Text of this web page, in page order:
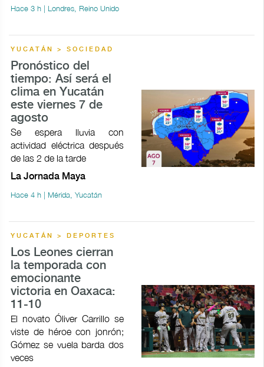
Hace 3 h | Londres, Reino Unido
YUCATÁN > SOCIEDAD
Pronóstico del
tiempo: Así será el
clima en Yucatán
este viernes 7 de
agosto
Se espera lluvia con
actividad eléctrica después
de las 2 de la tarde
La Jornada Maya
Hace 4 h | Mérida, Yucatán
YUCATÁN > DEPORTES
Los Leones cierran
la temporada con
emocionante
victoria en Oaxaca:
11-10
El novato Óliver Carrillo se
viste de héroe con jonrón;
Gómez se vuela barda dos
veces